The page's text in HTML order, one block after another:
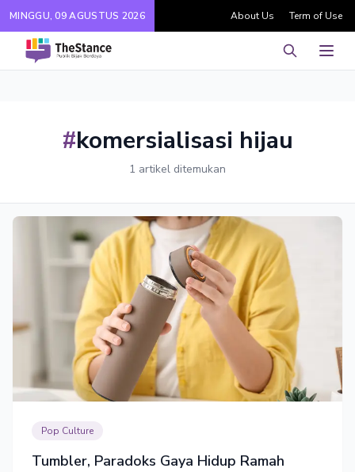
MINGGU, 09 AGUSTUS 2026 About Us Term of Use
Pencarian
#komersialisasi hijau
1 artikel ditemukan
Pop Culture
Tumbler, Paradoks Gaya Hidup Ramah